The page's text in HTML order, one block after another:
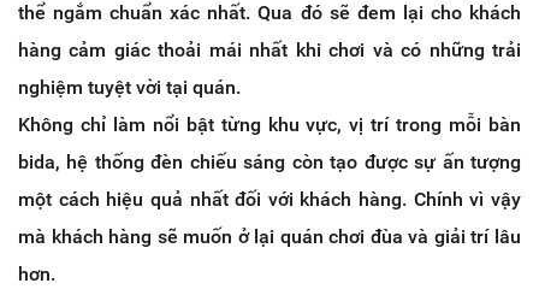
thể ngắm chuẩn xác nhất. Qua đó sẽ đem lại cho khách
hàng cảm giác thoải mái nhất khi chơi và có những trải
nghiệm tuyệt vời tại quán.
Không chỉ làm nổi bật từng khu vực, vị trí trong mỗi bàn
bida, hệ thống đèn chiếu sáng còn tạo được sự ấn tượng
một cách hiệu quả nhất đối với khách hàng. Chính vì vậy
mà khách hàng sẽ muốn ở lại quán chơi đùa và giải trí lâu
hơn.